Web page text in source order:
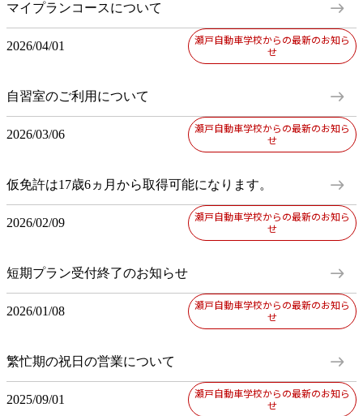
マイプランコースについて east
2026/04/01
瀬戸自動車学校からの最新のお知ら
せ
自習室のご利用について east
2026/03/06
瀬戸自動車学校からの最新のお知ら
せ
仮免許は17歳6ヵ月から取得可能になります。 east
2026/02/09
瀬戸自動車学校からの最新のお知ら
せ
短期プラン受付終了のお知らせ east
2026/01/08
瀬戸自動車学校からの最新のお知ら
せ
繁忙期の祝日の営業について east
2025/09/01
瀬戸自動車学校からの最新のお知ら
せ